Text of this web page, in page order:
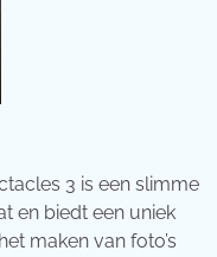
3 is een slimme
en biedt een uniek
maken van foto’s